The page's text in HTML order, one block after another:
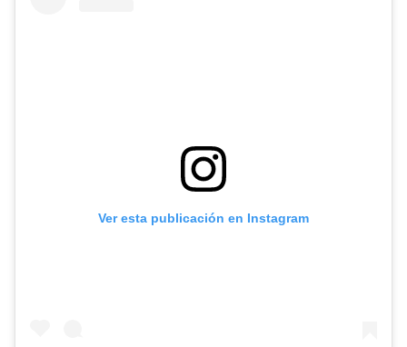
Ver esta publicación en Instagram